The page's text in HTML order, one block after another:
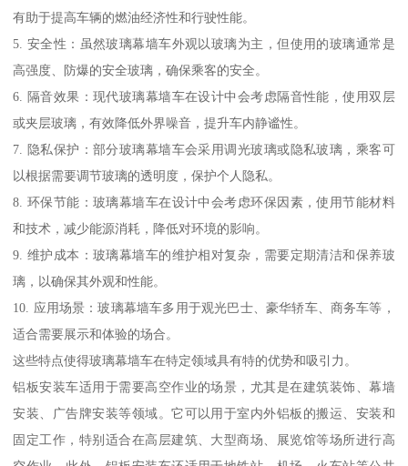
有助于提高车辆的燃油经济性和行驶性能。
5. 安全性：虽然玻璃幕墙车外观以玻璃为主，但使用的玻璃通常是
高强度、防爆的安全玻璃，确保乘客的安全。
6. 隔音效果：现代玻璃幕墙车在设计中会考虑隔音性能，使用双层
或夹层玻璃，有效降低外界噪音，提升车内静谧性。
7. 隐私保护：部分玻璃幕墙车会采用调光玻璃或隐私玻璃，乘客可
以根据需要调节玻璃的透明度，保护个人隐私。
8. 环保节能：玻璃幕墙车在设计中会考虑环保因素，使用节能材料
和技术，减少能源消耗，降低对环境的影响。
9. 维护成本：玻璃幕墙车的维护相对复杂，需要定期清洁和保养玻
璃，以确保其外观和性能。
10. 应用场景：玻璃幕墙车多用于观光巴士、豪华轿车、商务车等，
适合需要展示和体验的场合。
这些特点使得玻璃幕墙车在特定领域具有特的优势和吸引力。
铝板安装车适用于需要高空作业的场景，尤其是在建筑装饰、幕墙
安装、广告牌安装等领域。它可以用于室内外铝板的搬运、安装和
固定工作，特别适合在高层建筑、大型商场、展览馆等场所进行高